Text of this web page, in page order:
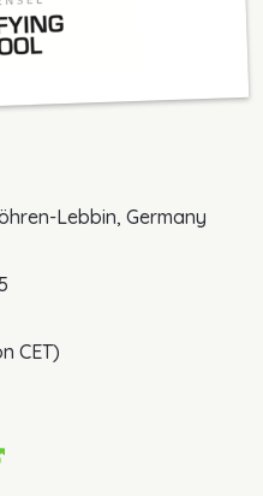
Lebbin, Germany
CET)